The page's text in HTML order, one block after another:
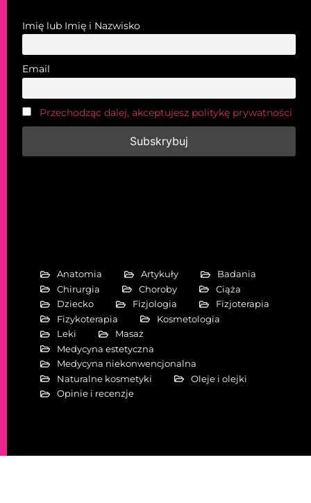
Imię lub Imię i Nazwisko
Email
Przechodząc dalej, akceptujesz politykę prywatności
Anatomia Artykuły
Badania
Chirurgia
Choroby
Ciąża
Dziecko
Fizjologia
Fizjoterapia
Fizykoterapia
Kosmetologia
Leki
Masaż
Medycyna estetyczna
Medycyna niekonwencjonalna
Naturalne kosmetyki
Oleje i olejki
Opinie i recenzje